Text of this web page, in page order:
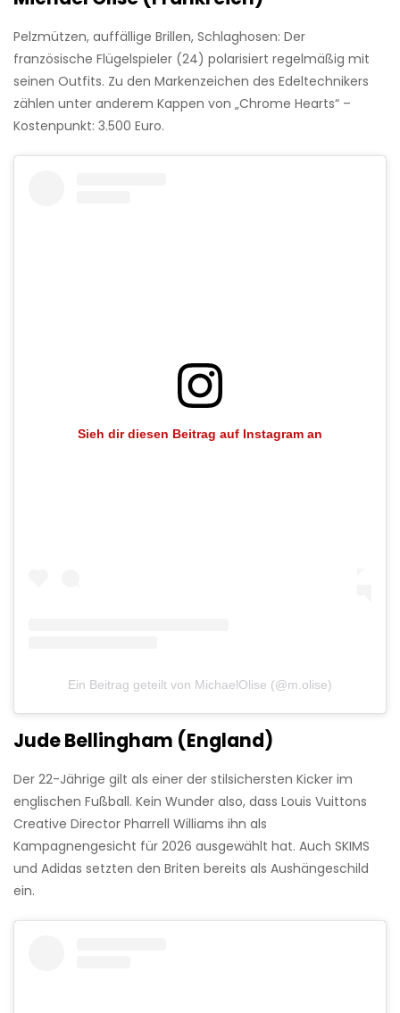
Pelzmützen, auffällige Brillen, Schlaghosen: Der
französische Flügelspieler (24) polarisiert regelmäßig mit
seinen Outfits. Zu den Markenzeichen des Edeltechnikers
zählen unter anderem Kappen von „Chrome Hearts“ –
Kostenpunkt: 3.500 Euro.
Sieh dir diesen Beitrag auf Instagram an
Ein Beitrag geteilt von MichaelOlise (@m.olise)
Jude Bellingham (England)
Der 22-Jährige gilt als einer der stilsichersten Kicker im
englischen Fußball. Kein Wunder also, dass Louis Vuittons
Creative Director Pharrell Williams ihn als
Kampagnengesicht für 2026 ausgewählt hat. Auch SKIMS
und Adidas setzten den Briten bereits als Aushängeschild
ein.